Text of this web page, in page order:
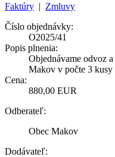
Faktúry | Zmluvy
Číslo objednávky:
O2025/41
Popis plnenia:
Objednávame odvoz
Makov v počte 3
Cena:
880,00 EUR
Odberateľ:
Obec Makov
Dodávateľ: